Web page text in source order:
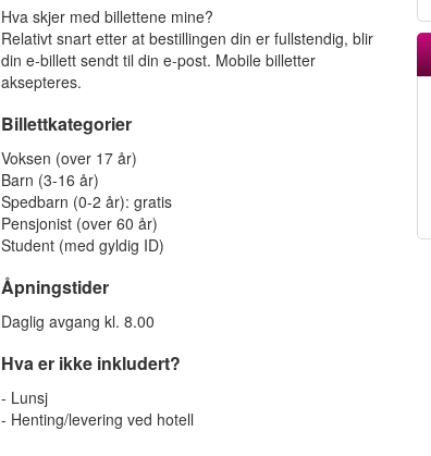
Hva skjer med billettene mine?
Relativt snart etter at bestillingen din er fullstendig, blir
din e-billett sendt til din e-post. Mobile billetter
aksepteres.
Billettkategorier
Voksen (over 17 år)
Barn (3-16 år)
Spedbarn (0-2 år): gratis
Pensjonist (over 60 år)
Student (med gyldig ID)
Åpningstider
Daglig avgang kl. 8.00
Hva er ikke inkludert?
- Lunsj
- Henting/levering ved hotell